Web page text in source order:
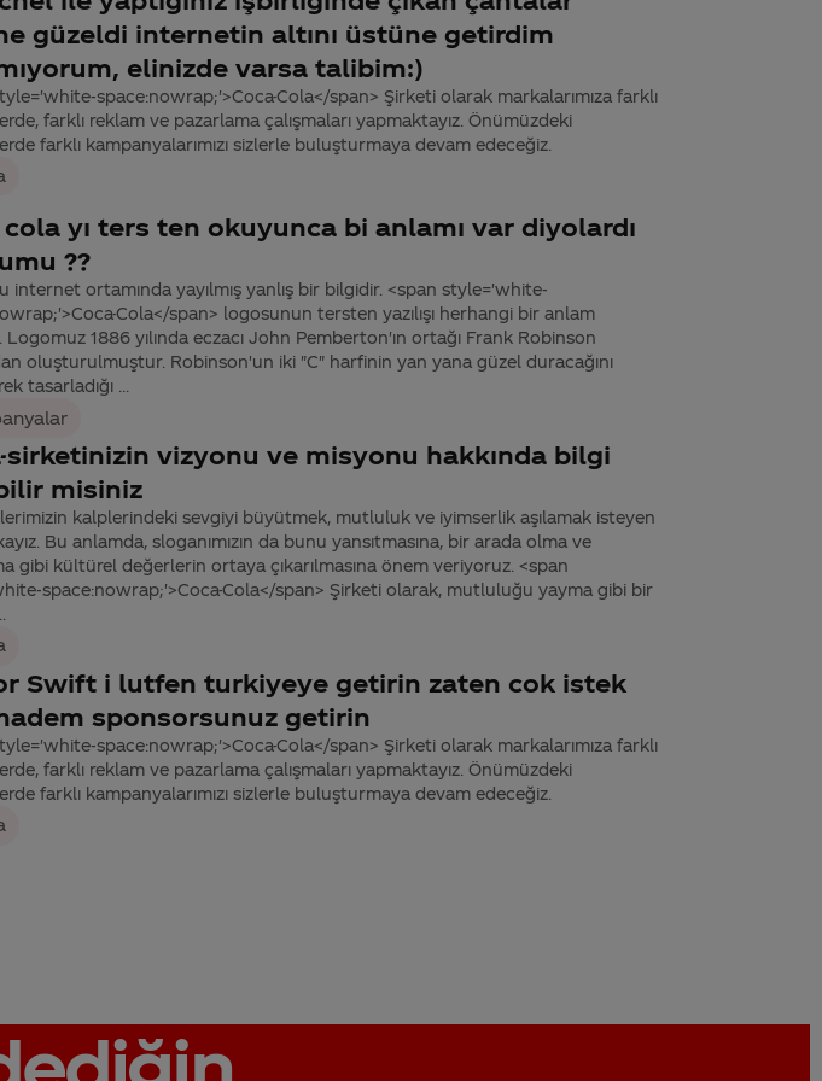
güzeldi internetin altını üstüne getirdim
elinizde varsa talibim:)
space:nowrap;'>Coca-Cola</span> Şirketi olarak markalarımıza farklı
farklı reklam ve pazarlama çalışmaları yapmaktayız. Önümüzdeki
farklı kampanyalarımızı sizlerle buluşturmaya devam edeceğiz.
yı ters ten okuyunca bi anlamı var diyolardı
??
internet ortamında yayılmış yanlış bir bilgidir. <span style='white-
Cola</span> logosunun tersten yazılışı herhangi bir anlam
Logomuz 1886 yılında eczacı John Pemberton'ın ortağı Frank Robinson
oluşturulmuştur. Robinson'un iki "C" harfinin yan yana güzel duracağını
tasarladığı ...
sirketinizin vizyonu ve misyonu hakkında bilgi
misiniz
kalplerindeki sevgiyi büyütmek, mutluluk ve iyimserlik aşılamak isteyen
Bu anlamda, sloganımızın da bunu yansıtmasına, bir arada olma ve
gibi kültürel değerlerin ortaya çıkarılmasına önem veriyoruz. <span
space:nowrap;'>Coca-Cola</span> Şirketi olarak, mutluluğu yayma gibi bir
Swift i lutfen turkiyeye getirin zaten cok istek
sponsorsunuz getirin
space:nowrap;'>Coca-Cola</span> Şirketi olarak markalarımıza farklı
farklı reklam ve pazarlama çalışmaları yapmaktayız. Önümüzdeki
farklı kampanyalarımızı sizlerle buluşturmaya devam edeceğiz.